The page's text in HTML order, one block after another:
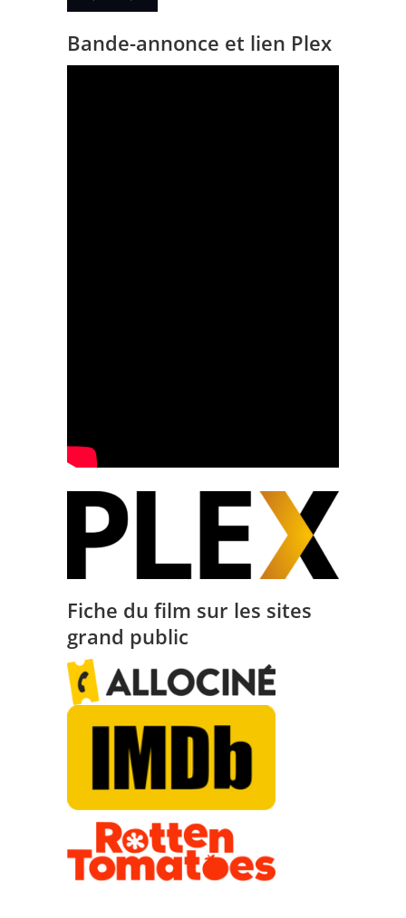
Bande-annonce et lien Plex
Fiche du film sur les sites
grand public